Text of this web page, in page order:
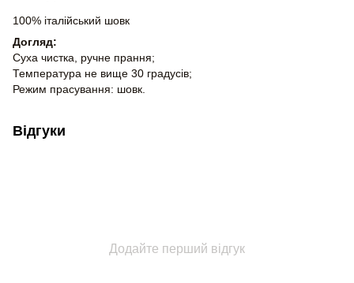
100% італійський шовк
Догляд:
Суха чистка, ручне прання;
Температура не вище 30 градусів;
Режим прасування: шовк.
Відгуки
Додайте перший відгук